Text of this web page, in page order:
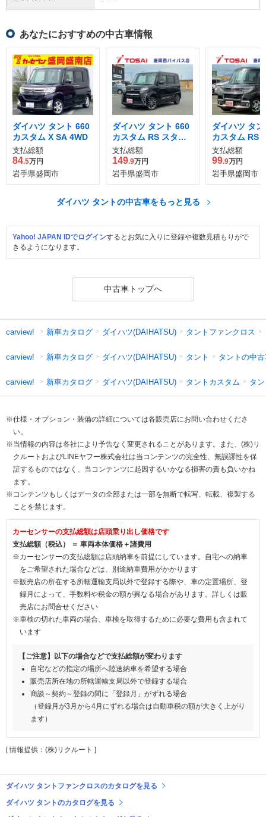
あなたにおすすめの中古車情報
ダイハツ タント 660
カスタム X SA 4WD
支払総額
84.5万円
岩手県盛岡市
ダイハツ タント 660
カスタム RS スタイ
ルセレクション 4WD
支払総額
149.9万円
岩手県盛岡市
ダイハツ タ
カスタム RS
エディション
WD
支払総額
99.9万円
岩手県盛岡市
ダイハツ タントの中古車をもっと見る
Yahoo! JAPAN IDでログインするとお気に入りに登録や複数見積もりがで
きるようになります。
中古車トップへ
carview! 新車カタログ ダイハツ(DAIHATSU) タントファンクロス
carview! 新車カタログ ダイハツ(DAIHATSU) タント タントの中
carview! 新車カタログ ダイハツ(DAIHATSU) タントカスタム タ
※仕様・オプション・装備の詳細については各販売店にお問い合わせくださ
い。
※当情報の内容は各社により予告なく変更されることがあります。また、(株)リ
クルートおよびLINEヤフー株式会社は当コンテンツの完全性、無誤謬性を保
証するものではなく、当コンテンツに起因するいかなる損害の責も負いかね
ます。
※コンテンツもしくはデータの全部または一部を無断で転写、転載、複製する
ことを禁じます。
カーセンサーの支払総額は店頭乗り出し価格です
支払総額（税込） ＝ 車両本体価格＋諸費用
※カーセンサーの支払総額は店頭納車を前提にしています。自宅への納車
をご希望された場合などは、別途納車費用がかかります
※販売店の所在する所轄運輸支局以外で登録する際や、車の定置場所、登
録月によって、手数料や税金の額が異なる場合があります。詳しくは販
売店にお問合せください
※車検の切れた車両の場合、車検を取得するために必要な費用も含まれて
います
【ご注意】以下の場合などで支払総額が変わります
自宅などの指定の場所へ陸送納車を希望する場合
販売店所在地の所轄運輸支局以外で登録する場合
商談～契約～登録の間に「登録月」がずれる場合
（登録月が3月から4月にずれる場合は自動車税の額が大きく上がり
ます）
[ 情報提供：(株)リクルート ]
ダイハツ タントファンクロスのカタログを見る
ダイハツ タントのカタログを見る